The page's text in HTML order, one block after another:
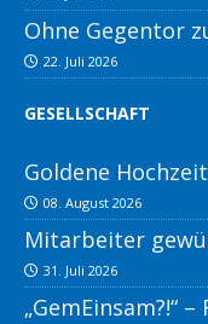
Ohne Gegentor
22. Juli 2026
GESELLSCHAFT
Goldene
08. August 2026
Mitarbeiter
31. Juli 2026
„GemEinsam?!“